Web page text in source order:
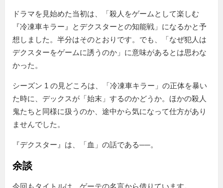
ドラマを見始めた当初は、「殺人をゲームとして楽しむ
『冷凍車キラー』とデクスターとの知能戦」になるかと予
想しました。半分はそのとおりです。でも、「なぜ犯人は
デクスターをゲームに誘うのか」に意味があるとは思わな
かった。
シーズン 1 の見どころは、「冷凍車キラー」の正体を暴い
た時に、デックスが「始末」するのかどうか。ほかの殺人
鬼たちと同様に扱うのか、途中から気になって仕方があり
ませんでした。
『デクスター』は、「血」の話である──。
余談